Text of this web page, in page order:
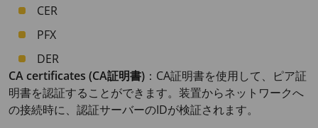
CER
PFX
DER
CA certificates (CA証明書) ：CA証明書を使用して、ピア証
明書を認証することができます。装置からネットワークへ
の接続時に、認証サーバーのIDが検証されます。